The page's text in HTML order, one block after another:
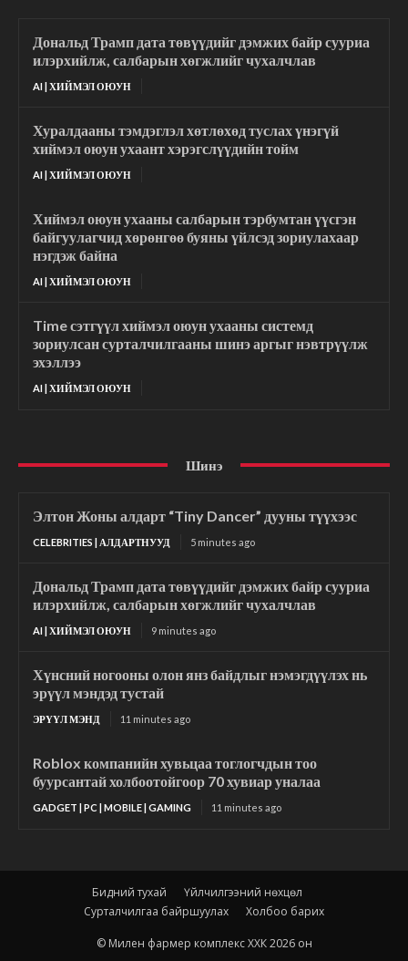
Дональд Трамп дата төвүүдийг дэмжих байр сууриа
илэрхийлж, салбарын хөгжлийг чухалчлав
AI | ХИЙМЭЛ ОЮУН
Хуралдааны тэмдэглэл хөтлөхөд туслах үнэгүй
хиймэл оюун ухаант хэрэгслүүдийн тойм
AI | ХИЙМЭЛ ОЮУН
Хиймэл оюун ухааны салбарын тэрбумтан үүсгэн
байгуулагчид хөрөнгөө буяны үйлсэд зориулахаар
нэгдэж байна
AI | ХИЙМЭЛ ОЮУН
Time сэтгүүл хиймэл оюун ухааны системд
зориулсан сурталчилгааны шинэ аргыг нэвтрүүлж
эхэллээ
AI | ХИЙМЭЛ ОЮУН
Шинэ
Элтон Жоны алдарт “Tiny Dancer” дууны түүхээс
CELEBRITIES | АЛДАРТНУУД 5 minutes ago
Дональд Трамп дата төвүүдийг дэмжих байр сууриа
илэрхийлж, салбарын хөгжлийг чухалчлав
AI | ХИЙМЭЛ ОЮУН 9 minutes ago
Хүнсний ногооны олон янз байдлыг нэмэгдүүлэх нь
эрүүл мэндэд тустай
ЭРҮҮЛ МЭНД 11 minutes ago
Roblox компанийн хувьцаа тоглогчдын тоо
буурсантай холбоотойгоор 70 хувиар уналаа
GADGET | PC | MOBILE | GAMING 11 minutes ago
Бидний тухай
Үйлчилгээний нөхцөл
Сурталчилгаа байршуулах
Холбоо барих
© Милен фармер комплекс ХХК 2026 он